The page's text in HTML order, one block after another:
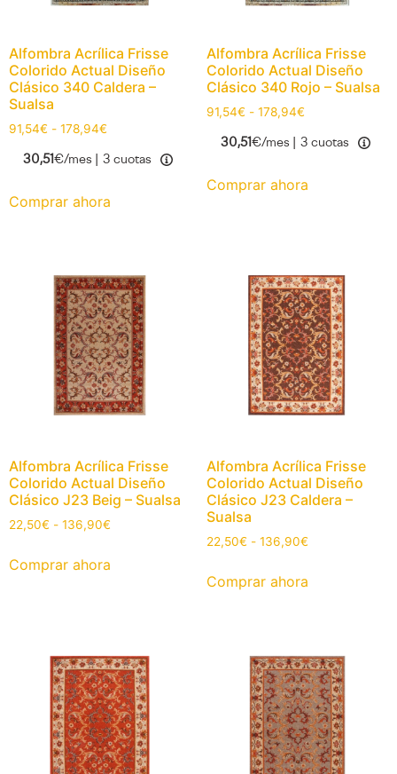
Alfombra Acrílica Frisse
Colorido Actual Diseño
Clásico 340 Caldera –
Sualsa
91,54€ - 178,94€
30,51€/mes | 3 cuotas
Comprar ahora
Alfombra Acrílica Frisse
Colorido Actual Diseño
Clásico 340 Rojo – Sualsa
91,54€ - 178,94€
30,51€/mes | 3 cuotas
Comprar ahora
Alfombra Acrílica Frisse
Colorido Actual Diseño
Clásico J23 Beig – Sualsa
22,50€ - 136,90€
Comprar ahora
Alfombra Acrílica Frisse
Colorido Actual Diseño
Clásico J23 Caldera –
Sualsa
22,50€ - 136,90€
Comprar ahora